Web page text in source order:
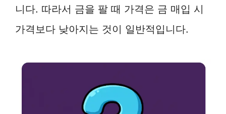
니다. 따라서 금을 팔 때 가격은 금 매입 시
가격보다 낮아지는 것이 일반적입니다.